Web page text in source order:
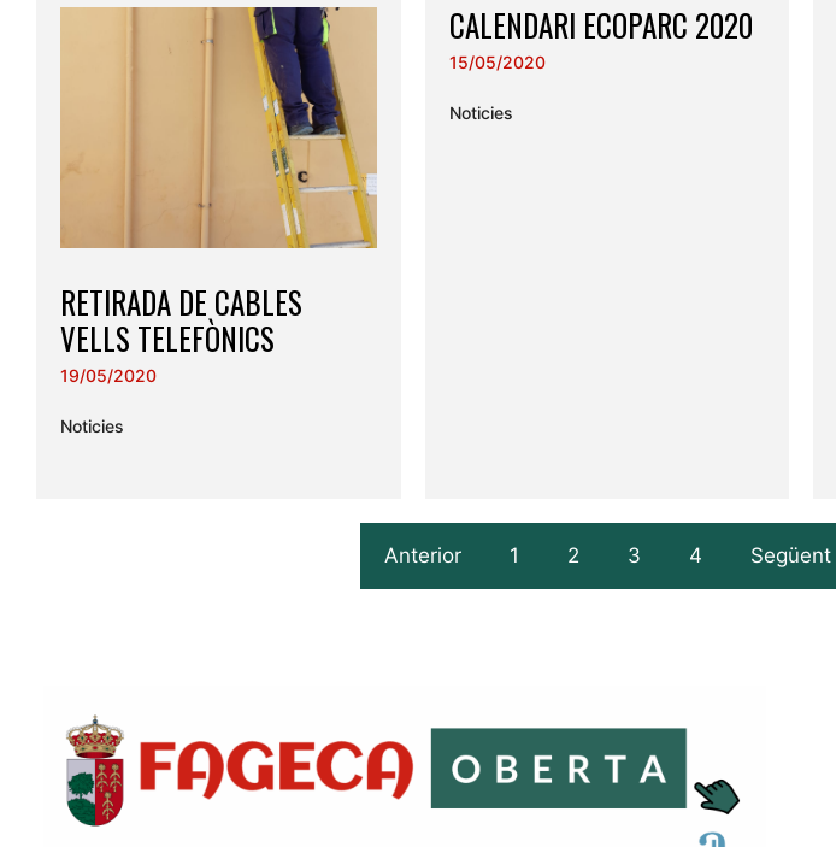
RETIRADA DE CABLES
VELLS TELEFÒNICS
19/05/2020
Noticies
CALENDARI ECOPARC 2020
15/05/2020
Noticies
Anterior 1 2 3 4 Següent